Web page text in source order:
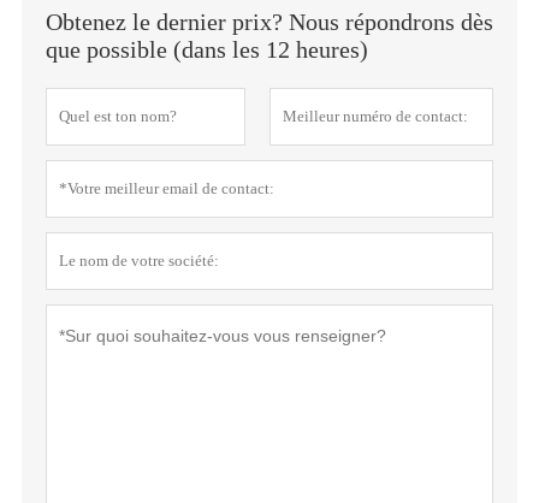
Obtenez le dernier prix? Nous répondrons dès
que possible (dans les 12 heures)